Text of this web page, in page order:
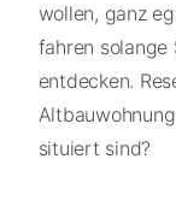
wollen, ganz
fahren solange
entdecken.
situiert sind?